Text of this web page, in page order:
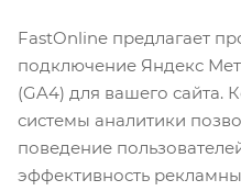
FastOnline предлагает
подключение Яндекс
(GA4) для вашего сайта.
системы аналитики
поведение
эффективность